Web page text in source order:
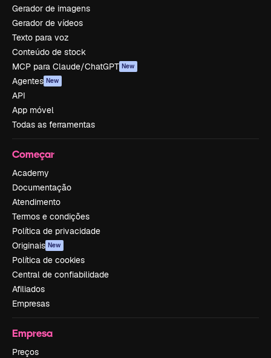
Gerador de imagens
Gerador de vídeos
Texto para voz
Conteúdo de stock
MCP para Claude/ChatGPT New
Agentes New
API
App móvel
Todas as ferramentas
Começar
Academy
Documentação
Atendimento
Termos e condições
Política de privacidade
Originais New
Política de cookies
Central de confiabilidade
Afiliados
Empresas
Empresa
Preços